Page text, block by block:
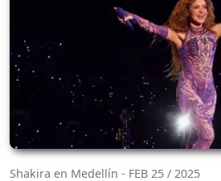
Shakira en Medellín - FEB 25 / 2025